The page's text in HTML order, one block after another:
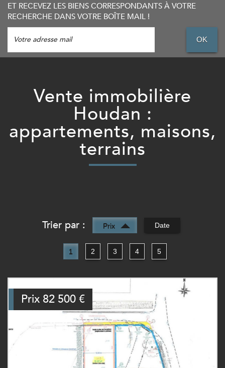
ET RECEVEZ LES BIENS CORRESPONDANTS À VOTRE
RECHERCHE DANS VOTRE BOÎTE MAIL !
OK
Vente immobilière
Houdan :
appartements, maisons,
terrains
Trier par : Prix Date
1 2 3 4 5
Prix 82 500 €